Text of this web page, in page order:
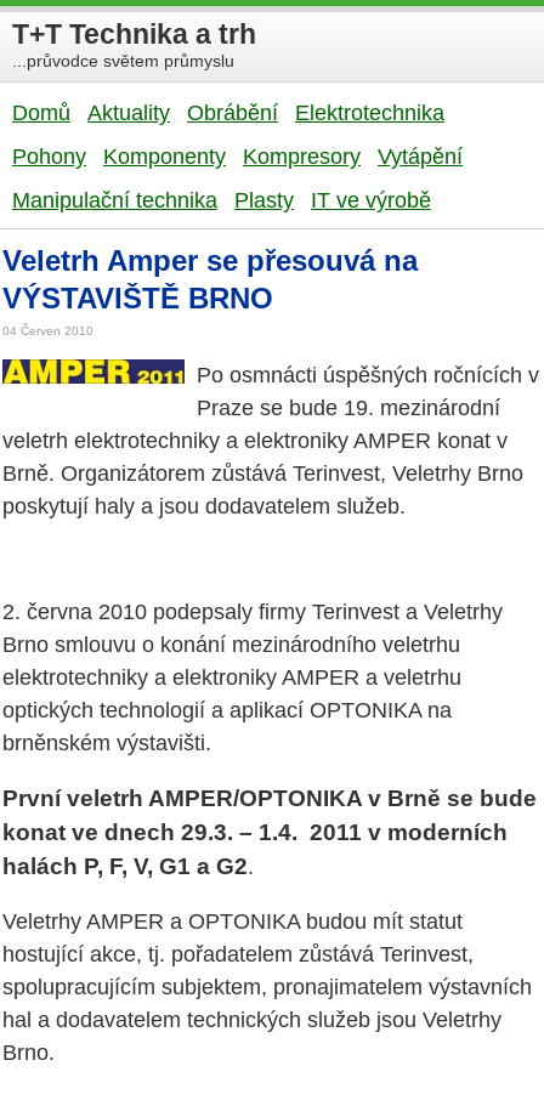
T+T Technika a trh
...průvodce světem průmyslu
Domů Aktuality Obrábění
Elektrotechnika
Pohony
Komponenty Kompresory
Vytápění
Manipulační technika
Plasty IT ve výrobě
Veletrh Amper se přesouvá na
VÝSTAVIŠTĚ BRNO
04 Červen 2010
Po osmnácti úspěšných ročnících v
Praze se bude 19. mezinárodní
veletrh elektrotechniky a elektroniky AMPER konat v
Brně. Organizátorem zůstává Terinvest, Veletrhy Brno
poskytují haly a jsou dodavatelem služeb.
2. června 2010 podepsaly firmy Terinvest a Veletrhy
Brno smlouvu o konání mezinárodního veletrhu
elektrotechniky a elektroniky AMPER a veletrhu
optických technologií a aplikací OPTONIKA na
brněnském výstavišti.
První veletrh AMPER/OPTONIKA v Brně se bude
konat ve dnech 29.3. – 1.4. 2011 v moderních
halách P, F, V, G1 a G2.
Veletrhy AMPER a OPTONIKA budou mít statut
hostující akce, tj. pořadatelem zůstává Terinvest,
spolupracujícím subjektem, pronajimatelem výstavních
hal a dodavatelem technických služeb jsou Veletrhy
Brno.